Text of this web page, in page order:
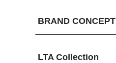
BRAND CONCEPT
LTA Collection